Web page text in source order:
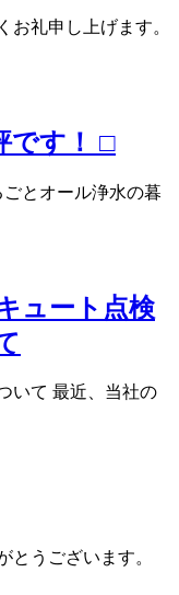
お礼申し上げます。
です！ □
とオール浄水の暮
ュート点検
いて 最近、当社の
とうございます。